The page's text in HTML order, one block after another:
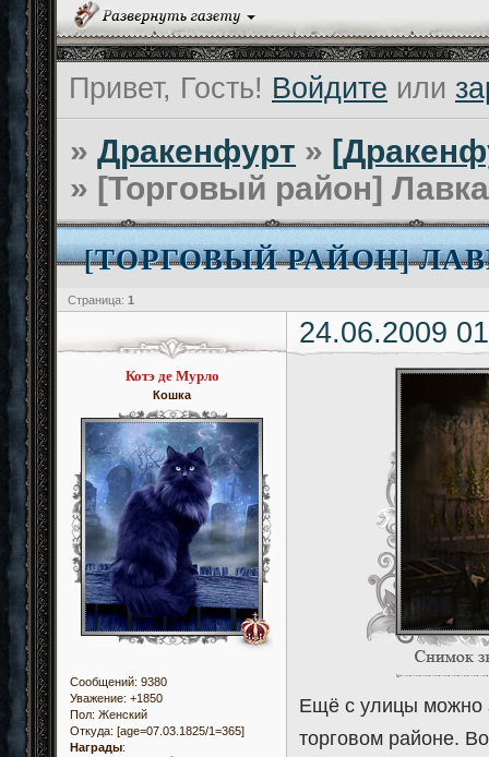
Привет, Гость! Войдите или
»Дракенфурт »
» [Торговый район]
[ТОРГОВЫЙ РАЙОН]
Страница: 1
24.06.2009
Котэ де Мурло
Кошка
Сообщений: 9380
Уважение: +1850
Пол: Женский
Откуда: [age=07.03.1825/1=365]
Награды:
Ещё с улицы можно
торговом районе.